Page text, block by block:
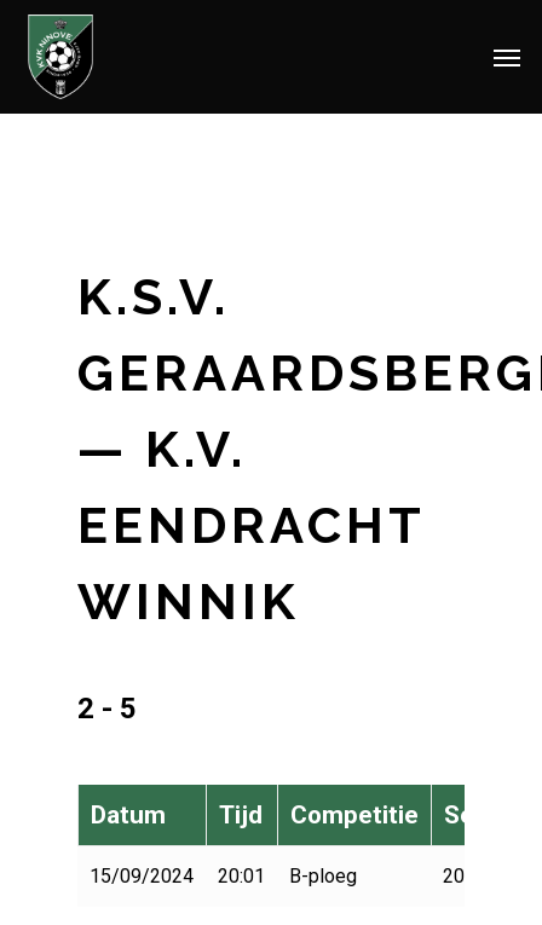
Skip
K.S.V.
— K.V.
EENDRACHT
WINNIK
2 - 5
Datum Tijd Competitie Seizoen
15/09/2024 20:01 B-ploeg 2024-2025